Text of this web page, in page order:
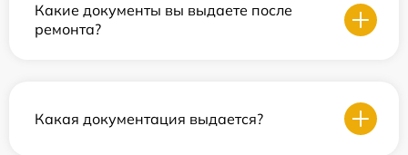
Какие документы вы выдаете после
ремонта?
Какая документация выдается?